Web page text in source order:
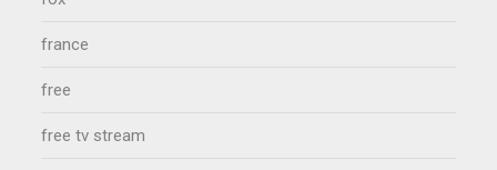
france
free
free tv stream